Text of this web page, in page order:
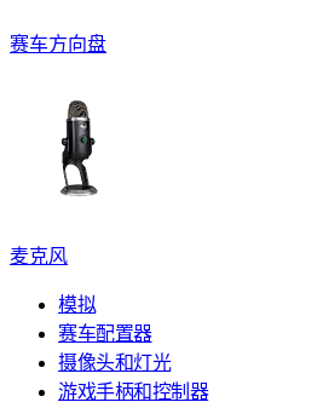
赛车方向盘
麦克风
模拟
赛车配置器
摄像头和灯光
游戏手柄和控制器